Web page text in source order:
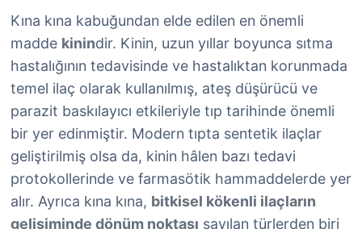
Kına kına kabuğundan elde edilen en önemli
madde kinindir. Kinin, uzun yıllar boyunca sıtma
hastalığının tedavisinde ve hastalıktan korunmada
temel ilaç olarak kullanılmış, ateş düşürücü ve
parazit baskılayıcı etkileriyle tıp tarihinde önemli
bir yer edinmiştir. Modern tıpta sentetik ilaçlar
geliştirilmiş olsa da, kinin hâlen bazı tedavi
protokollerinde ve farmasötik hammaddelerde yer
alır. Ayrıca kına kına, bitkisel kökenli ilaçların
gelişiminde dönüm noktası sayılan türlerden biri